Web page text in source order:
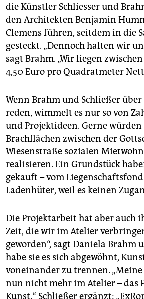
die Künstler Schliesser und
den Architekten Benjamin
Clemens führen, seitdem in die
gesteckt. „Dennoch halten wir
sagt Brahm. „Wir liegen
4,50 Euro pro Quadratmeter
Wenn Brahm und Schließer
reden, wimmelt es nur so von
und Projektideen. Gerne würden
Brachflächen zwischen der
Wiesenstraße sozialen
realisieren. Ein Grundstück
gekauft – vom
Ladenhüter, weil es keinen
Die Projektarbeit hat aber auch
Zeit, die wir im Atelier
geworden“, sagt Daniela Brahm
habe sie es sich abgewöhnt,
voneinander zu trennen.
nun nicht mehr im Atelier – das
Kunst.“ Schließer ergänzt: